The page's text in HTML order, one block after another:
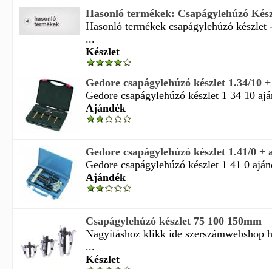
Hasonló termékek: Csapágylehúzó
Hasonló termékek csapágylehúzó
...
Készlet
Gedore csapágylehúzó készlet 1.34/10
Gedore csapágylehúzó készlet 1 34 10
Ajándék
Gedore csapágylehúzó készlet 1.41/0 +
Gedore csapágylehúzó készlet 1 41 0
Ajándék
Csapágylehúzó készlet 75 100 150mm
Nagyításhoz klikk ide szerszámwebshop
...
Készlet